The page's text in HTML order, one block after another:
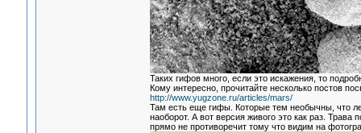
Таких гифов много, если это искажения, то
Кому интересно, прочитайте несколько постов
http://www.yugzone.ru/articles/mars/
Там есть еще гифы. Которые тем необычны, что
наоборот. А вот версия живого это как раз.
прямо не противоречит тому что видим на